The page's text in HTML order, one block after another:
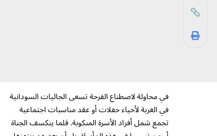
في محاولة لاصطناع الفرحة تسعى الجاليات السودانية
في الغربة لأحياء حفلات أو عقد مناسبات اجتماعية
تجمع شمل أفراد الأسرة المنكوبة. قلما ينكسف الجناة